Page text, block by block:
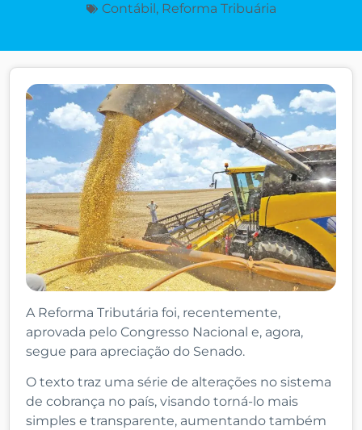
Contábil , Reforma Tribuária
A Reforma Tributária foi, recentemente,
aprovada pelo Congresso Nacional e, agora,
segue para apreciação do Senado.
O texto traz uma série de alterações no sistema
de cobrança no país, visando torná-lo mais
simples e transparente, aumentando também